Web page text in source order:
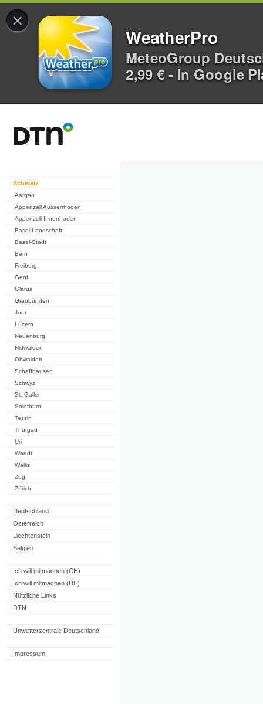
×
WeatherPro
MeteoGroup
2,99 € - In Google
Schweiz
Aargau
Appenzell Ausserrhoden
Appenzell Innerrhoden
Basel-Landschaft
Basel-Stadt
Bern
Freiburg
Genf
Glarus
Graubünden
Jura
Luzern
Neuenburg
Nidwalden
Obwalden
Schaffhausen
Schwyz
St. Gallen
Solothurn
Tessin
Thurgau
Uri
Waadt
Wallis
Zug
Zürich
Deutschland
Österreich
Liechtenstein
Belgien
Ich will mitmachen (CH)
Ich will mitmachen (DE)
Nützliche Links
DTN
Unwetterzentrale Deutschland
Impressum